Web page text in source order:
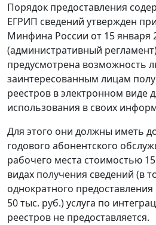
Порядок предоставления
ЕГРИП сведений утвержден
Минфина России от 15 января
(административный
предусмотрена возможность
заинтересованным лицам
реестров в электронном виде
использования в своих
Для этого они должны иметь
годового абонентского
рабочего места стоимостью
видах получения сведений (в
однократного
50 тыс. руб.) услуга по
реестров не предоставляется.